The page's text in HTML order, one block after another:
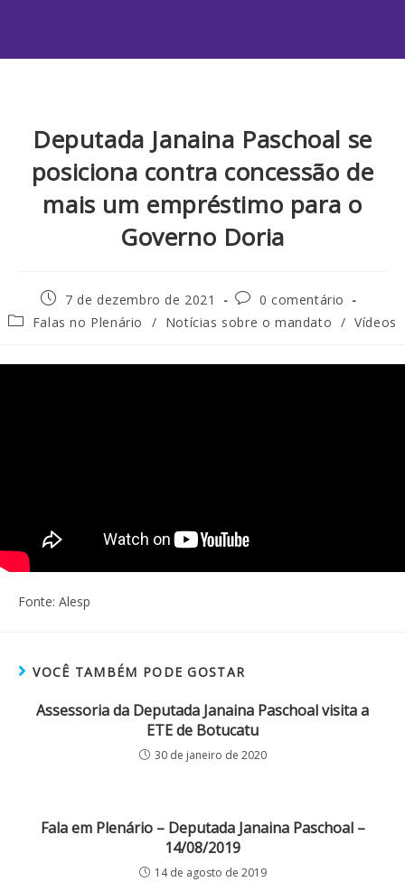
Deputada Janaina Paschoal se
posiciona contra concessão de
mais um empréstimo para o
Governo Doria
7 de dezembro de 2021
0 comentário
Falas no Plenário
/ Notícias sobre o mandato / Vídeos
Fonte: Alesp
VOCÊ TAMBÉM PODE GOSTAR
Assessoria da Deputada Janaina Paschoal visita a
ETE de Botucatu
30 de janeiro de 2020
Fala em Plenário – Deputada Janaina Paschoal –
14/08/2019
14 de agosto de 2019